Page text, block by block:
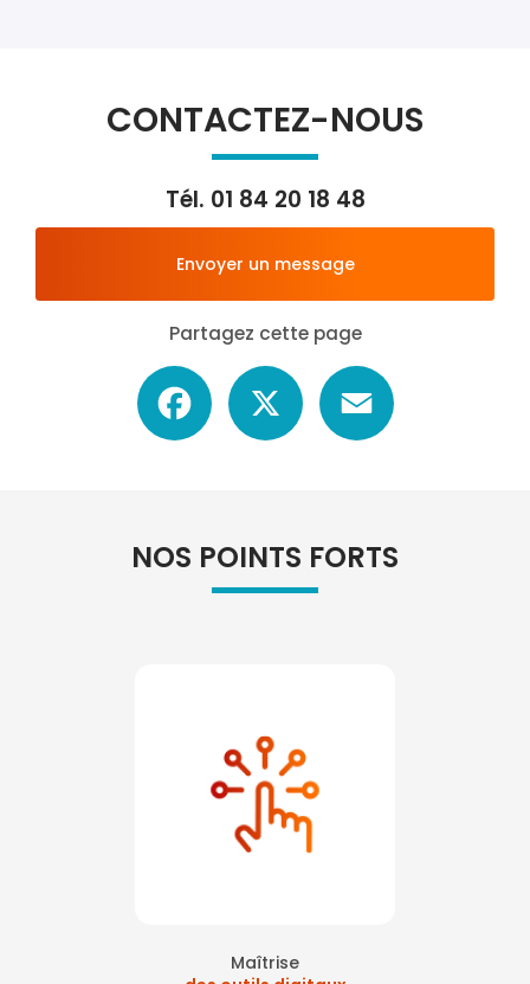
CONTACTEZ-NOUS
Tél. 01 84 20 18 48
Envoyer un message
Partagez cette page
Facebook
NOS POINTS FORTS
Maîtrise